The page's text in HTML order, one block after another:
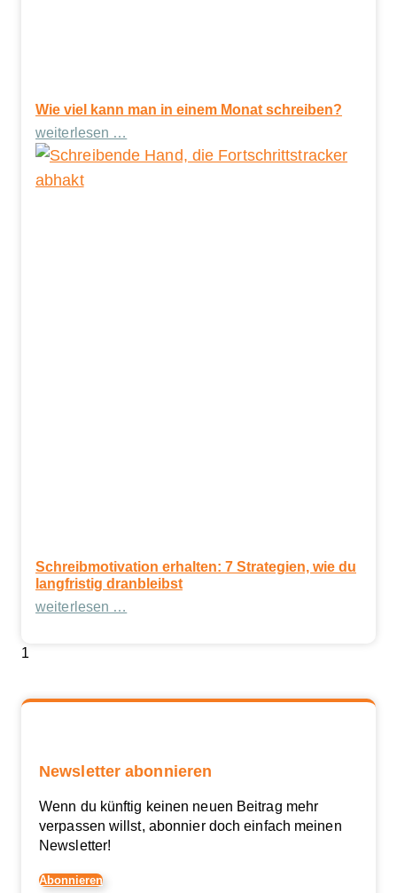
Wie viel kann man in einem Monat schreiben?
weiterlesen …
Schreibmotivation erhalten: 7 Strategien, wie du
langfristig dranbleibst
weiterlesen …
Newsletter abonnieren
Wenn du künftig keinen neuen Beitrag mehr
verpassen willst, abonnier doch einfach meinen
Newsletter!
Abonnieren